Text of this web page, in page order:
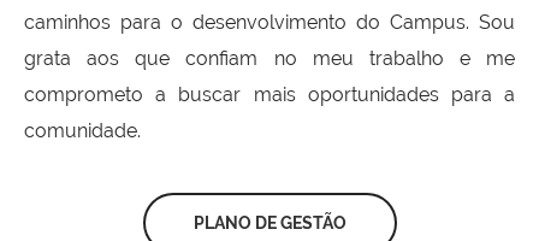
caminhos para o desenvolvimento do Campus. Sou
grata aos que confiam no meu trabalho e me
comprometo a buscar mais oportunidades para a
comunidade.
PLANO DE GESTÃO